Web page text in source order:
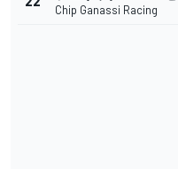
Chip Ganassi Racing